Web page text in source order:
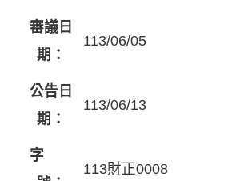
審議日
期：
113/06/05
公告日
期：
113/06/13
字
113財正0008